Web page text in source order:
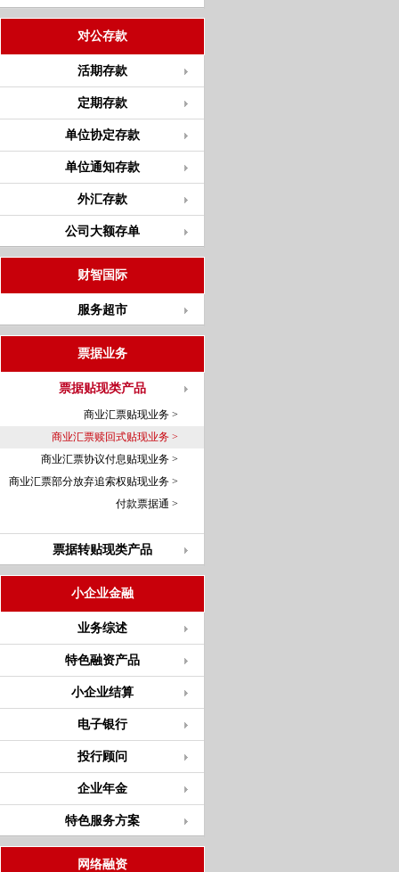
对公存款
活期存款
定期存款
单位协定存款
单位通知存款
外汇存款
公司大额存单
财智国际
服务超市
票据业务
票据贴现类产品
商业汇票贴现业务 >
商业汇票赎回式贴现业务 >
商业汇票协议付息贴现业务 >
商业汇票部分放弃追索权贴现业务 >
付款票据通 >
票据转贴现类产品
小企业金融
业务综述
特色融资产品
小企业结算
电子银行
投行顾问
企业年金
特色服务方案
网络融资